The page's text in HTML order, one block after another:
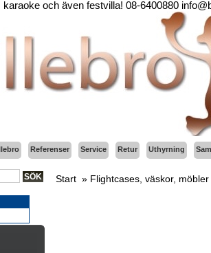
och även festvilla! 08-6400880
Referenser Service Retur Uthyrning
Start » Flightcases, väskor,